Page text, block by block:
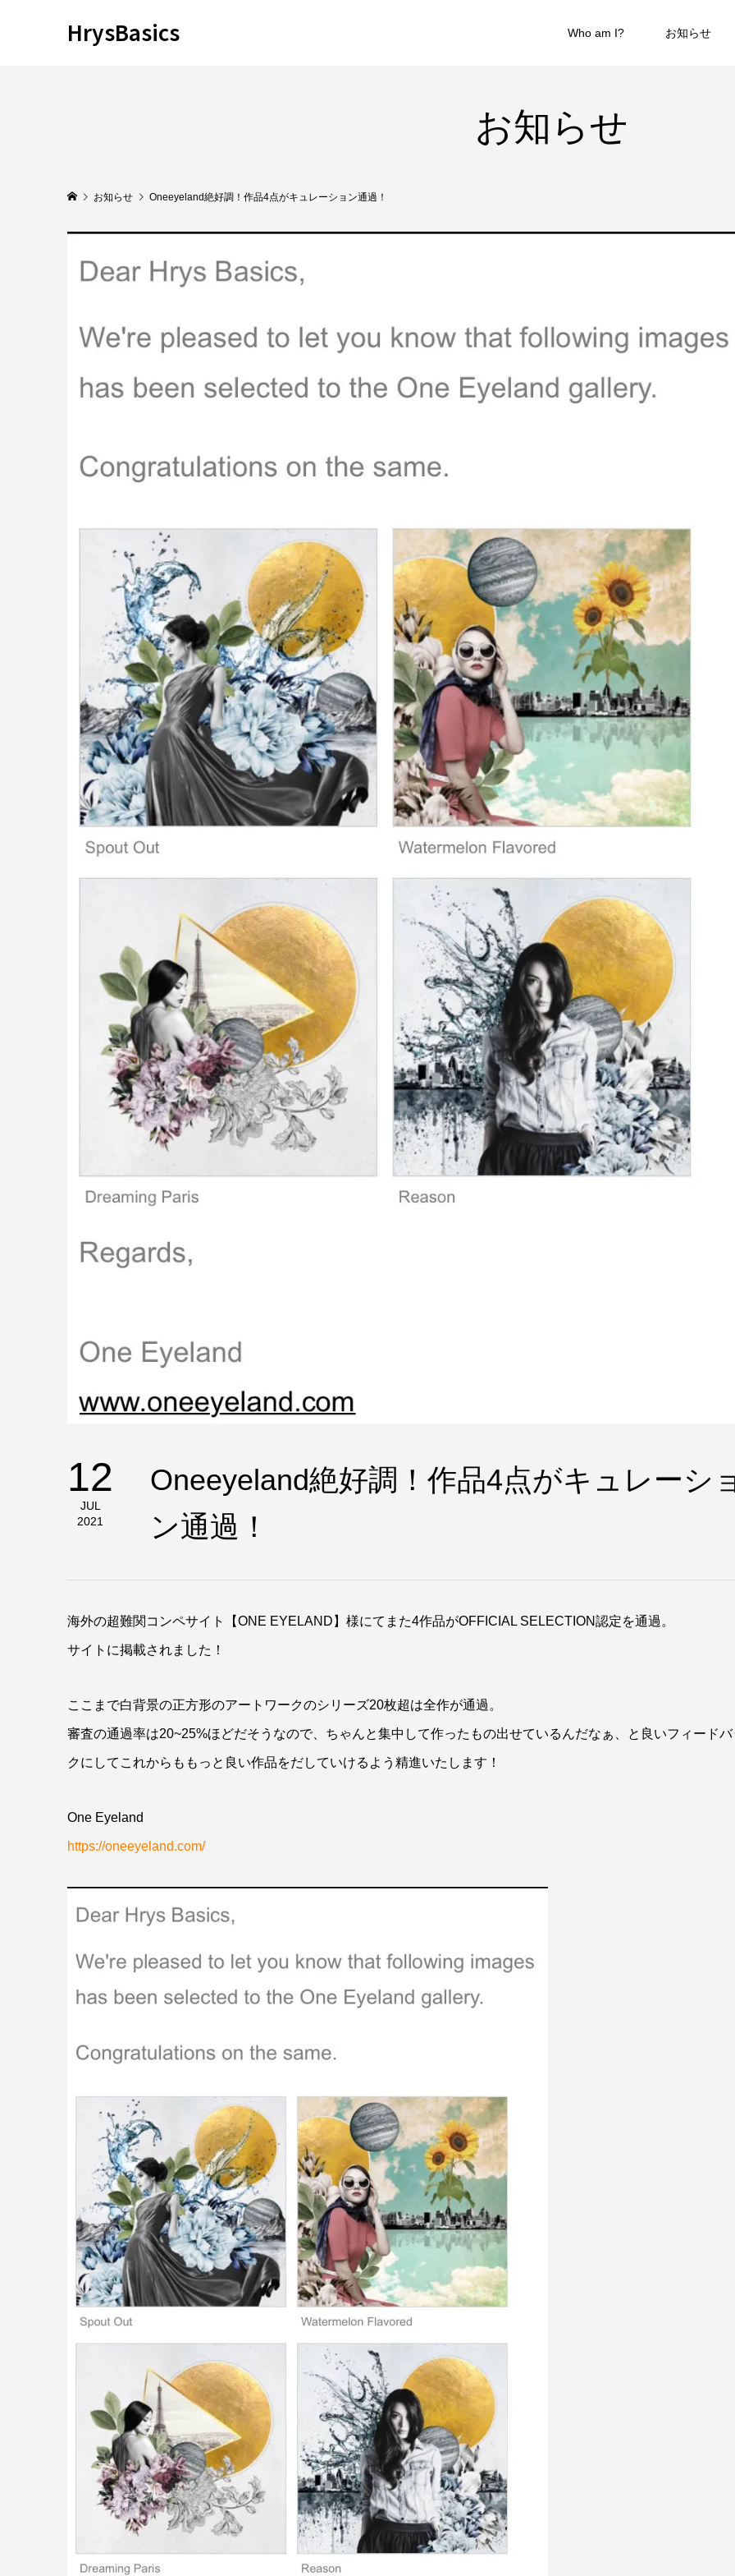
HrysBasics Who am I? お知らせ
お知らせ
お知らせ Oneeyeland絶好調！作品4点がキュレーション通過！
12
JUL
2021
Oneeyeland絶好調！作品4点がキュレーシ
ン通過！
海外の超難関コンペサイト【ONE EYELAND】様にてまた4作品がOFFICIAL SELECTION認定を通過。
サイトに掲載されました！
ここまで白背景の正方形のアートワークのシリーズ20枚超は全作が通過。
審査の通過率は20~25%ほどだそうなので、ちゃんと集中して作ったもの出せているんだなぁ、と良いフィードバ
クにしてこれからももっと良い作品をだしていけるよう精進いたします！
One Eyeland
https://oneeyeland.com/